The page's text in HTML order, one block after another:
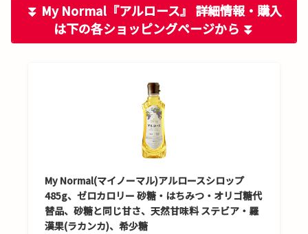
⏬ My Normal『アルロース』 詳細情報・購入
は下の各ショッピングページから ⏬
My Normal(マイノーマル)アルロースシロップ
485g、ゼロカロリー 砂糖・はちみつ・オリゴ糖代
替品、砂糖と同じ甘さ、天然甘味料 ステビア・羅
漢果(ラカンカ)、希少糖